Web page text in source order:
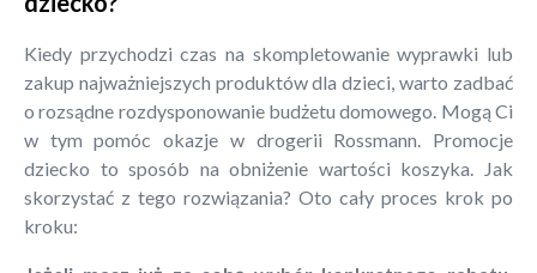
Kiedy przychodzi czas na skompletowanie wyprawki lub
zakup najważniejszych produktów dla dzieci, warto zadbać
o rozsądne rozdysponowanie budżetu domowego. Mogą Ci
w tym pomóc okazje w drogerii Rossmann. Promocje
dziecko to sposób na obniżenie wartości koszyka. Jak
skorzystać z tego rozwiązania? Oto cały proces krok po
kroku: